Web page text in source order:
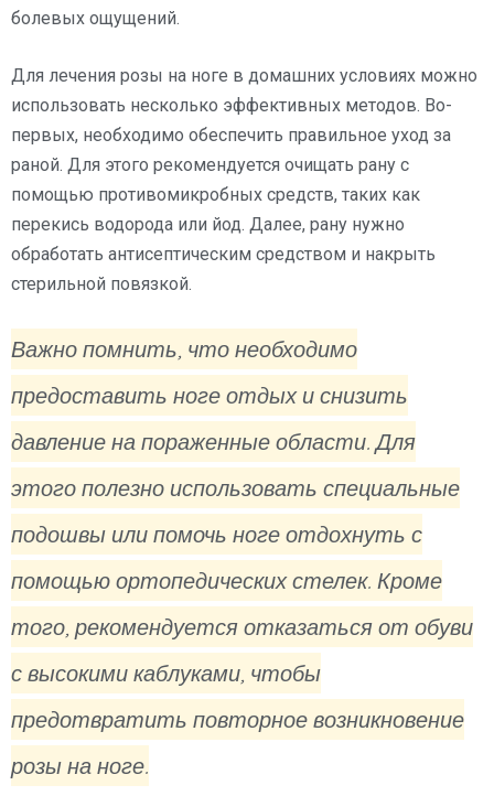
болевых ощущений.
Для лечения розы на ноге в домашних условиях можно
использовать несколько эффективных методов. Во-
первых, необходимо обеспечить правильное уход за
раной. Для этого рекомендуется очищать рану с
помощью противомикробных средств, таких как
перекись водорода или йод. Далее, рану нужно
обработать антисептическим средством и накрыть
стерильной повязкой.
Важно помнить, что необходимо
предоставить ноге отдых и снизить
давление на пораженные области. Для
этого полезно использовать специальные
подошвы или помочь ноге отдохнуть с
помощью ортопедических стелек. Кроме
того, рекомендуется отказаться от обуви
с высокими каблуками, чтобы
предотвратить повторное возникновение
розы на ноге.